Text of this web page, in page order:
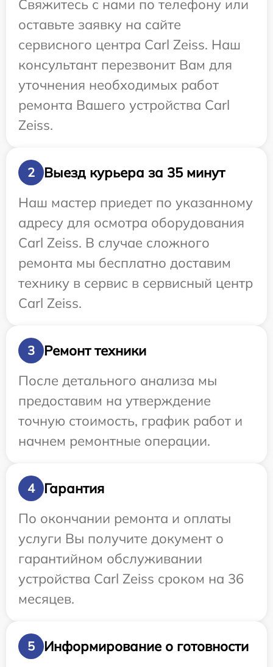
Свяжитесь с нами по телефону или
оставьте заявку на сайте
сервисного центра Carl Zeiss. Наш
консультант перезвонит Вам для
уточнения необходимых работ
ремонта Вашего устройства Carl
Zeiss.
2
Выезд курьера за 35 минут
Наш мастер приедет по указанному
адресу для осмотра оборудования
Carl Zeiss. В случае сложного
ремонта мы бесплатно доставим
технику в сервис в сервисный центр
Carl Zeiss.
3
Ремонт техники
После детального анализа мы
предоставим на утверждение
точную стоимость, график работ и
начнем ремонтные операции.
4
Гарантия
По окончании ремонта и оплаты
услуги Вы получите документ о
гарантийном обслуживании
устройства Carl Zeiss сроком на 36
месяцев.
5
Информирование о готовности